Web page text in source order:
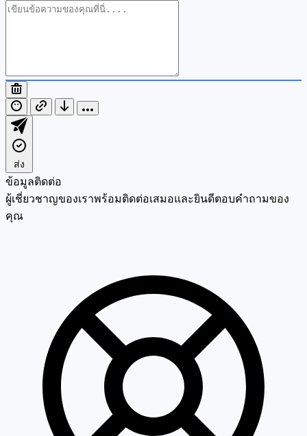
ส่ง
ข้อมูลติดต่อ
ผู้เชี่ยวชาญของเราพร้อมติดต่อเสมอและยินดีตอบคำถามของ
คุณ